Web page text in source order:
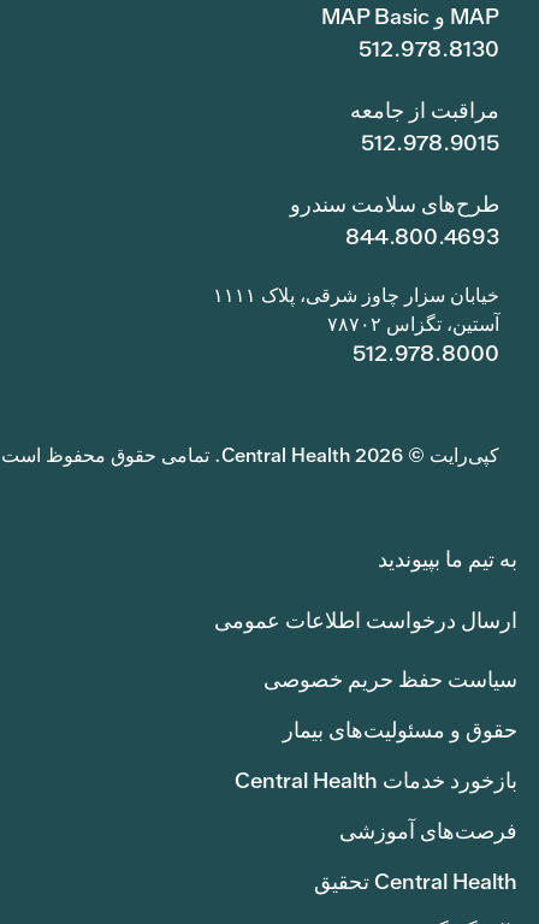
MAP و MAP Basic
512.978.8130
مراقبت از جامعه
512.978.9015
طرح‌های سلامت سندرو
844.800.4693
خیابان سزار چاوز شرقی، پلاک ۱۱۱۱
آستین، تگزاس ۷۸۷۰۲
512.978.8000
کپی‌رایت © 2026 Central Health. تمامی حقوق محفوظ است.
به تیم ما بپیوندید
ارسال درخواست اطلاعات عمومی
سیاست حفظ حریم خصوصی
حقوق و مسئولیت‌های بیمار
بازخورد خدمات Central Health
فرصت‌های آموزشی
Central Health تحقیق